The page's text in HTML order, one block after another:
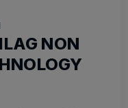
NON